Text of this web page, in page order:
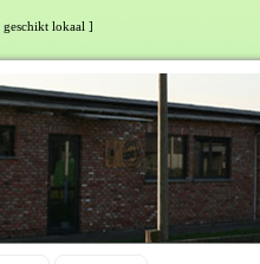
geschikt lokaal ]